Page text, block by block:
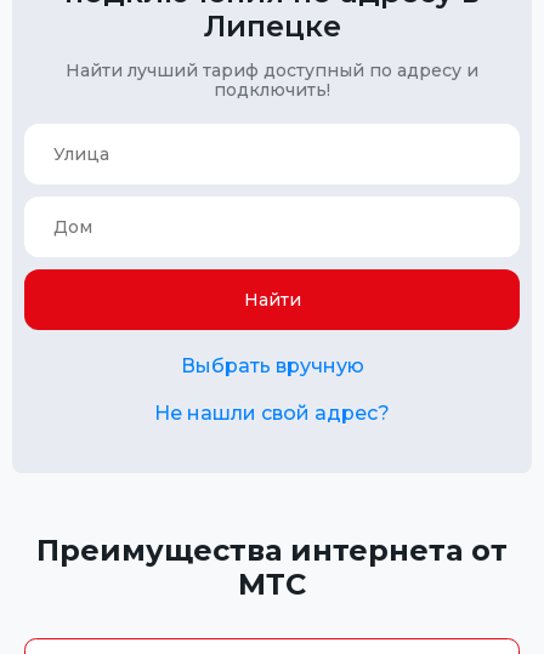
Липецке
Найти лучший тариф доступный по адресу и
подключить!
Найти
Выбрать вручную
Не нашли свой адрес?
Преимущества интернета от
МТС